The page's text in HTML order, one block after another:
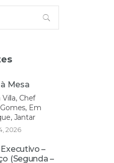
Mesa
Villa, Chef
Em
Jantar
2026
–
(Segunda –